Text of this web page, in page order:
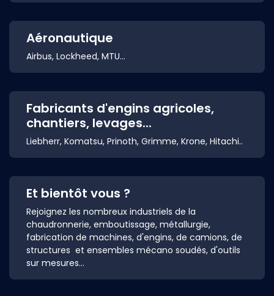
Aéronautique
Airbus, Lockheed, MTU...
Fabricants d'engins agricoles,
chantiers, levages...
Liebherr, Komatsu, Prinoth, Grimme, Krone, Hitachi..
Et bientôt vous ?
Rejoignez les nombreux industriels de la
chaudronnerie, emboutissage, métallurgie,
fabrication de machines, d'engins, de camions, de
structures et ensembles mécano soudés, d'outils
sur mesures...